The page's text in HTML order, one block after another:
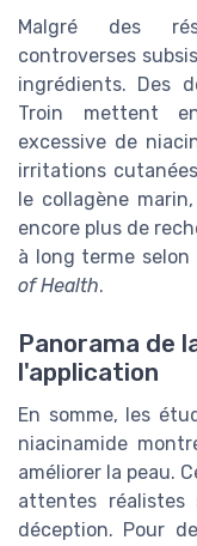
Malgré des
controverses
ingrédients. Des
Troin mettent
excessive de
irritations
le collagène
encore plus de
à long terme
of Health.
Panorama de
l'application
En somme, les
niacinamide
améliorer la peau.
attentes
déception. Pour